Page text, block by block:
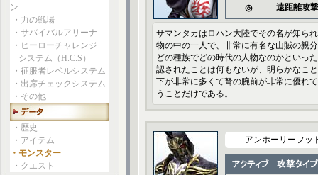
ン
・力の戦場
・サバイバルアリーナ
・ヒーローチャレンジ
システム（H.C.S）
・征服者レベルシステム
・出席チェックシステム
・その他
・歴史
・アイテム
・モンスター
・クエスト
◎ 遠距離攻撃
サマンタカはロハン大陸でその名が知ら
物の中の一人で、非常に有名な山賊の親
どの種族でどの時代の人物なのかといっ
認されたことは何もないが、明らかなこ
下が非常に多くて弩の腕前が非常に優れ
うことだけである。
アンホーリーフッ